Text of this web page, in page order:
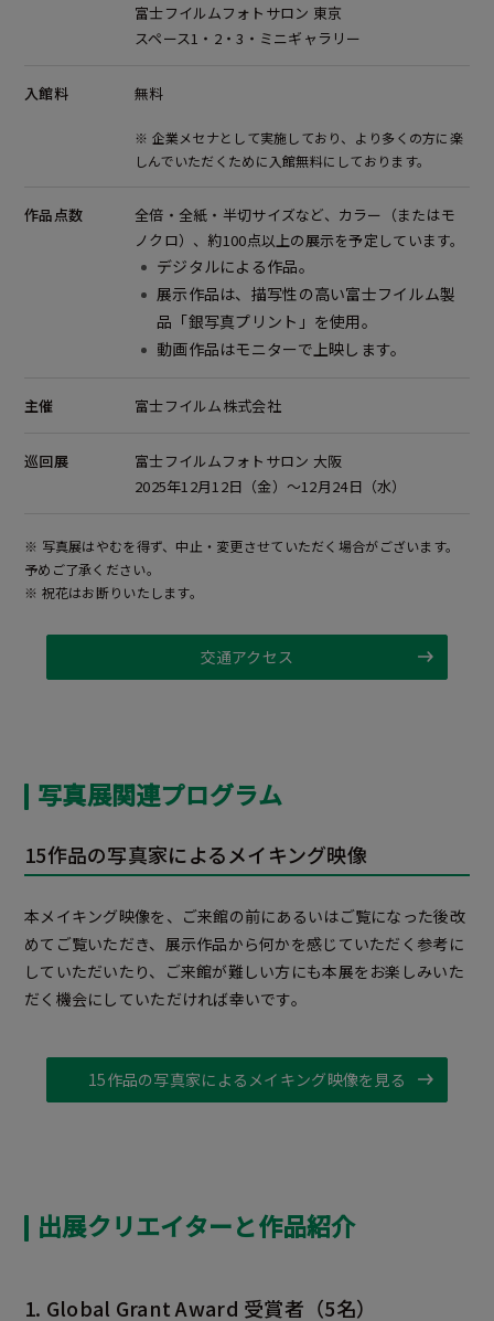
富士フイルムフォトサロン 東京
スペース1・2・3・ミニギャラリー
入館料 無料
※ 企業メセナとして実施しており、より多くの方に楽
しんでいただくために入館無料にしております。
作品点数
全倍・全紙・半切サイズなど、カラー（またはモ
ノクロ）、約100点以上の展示を予定しています。
デジタルによる作品。
展示作品は、描写性の高い富士フイルム製
品「銀写真プリント」を使用。
動画作品はモニターで上映します。
主催 富士フイルム株式会社
巡回展
富士フイルムフォトサロン 大阪
2025年12月12日（金）～12月24日（水）
※ 写真展はやむを得ず、中止・変更させていただく場合がございます。
予めご了承ください。
※ 祝花はお断りいたします。
交通アクセス
写真展関連プログラム
15作品の写真家によるメイキング映像
本メイキング映像を、ご来館の前にあるいはご覧になった後改
めてご覧いただき、展示作品から何かを感じていただく参考に
していただいたり、ご来館が難しい方にも本展をお楽しみいた
だく機会にしていただければ幸いです。
15作品の写真家によるメイキング映像を見る
出展クリエイターと作品紹介
1. Global Grant Award 受賞者（5名）